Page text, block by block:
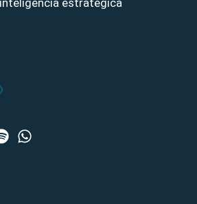
estratégica